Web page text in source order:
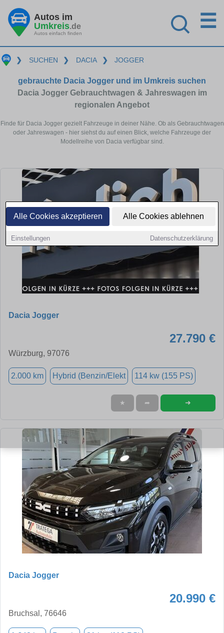
Alle Cookies akzeptieren Alle Cookies ablehnen
Einstellungen Datenschutzerklärung
Autos im
Umkreis.de
Autos einfach finden
☰
❯ SUCHEN ❯ DACIA ❯ JOGGER
gebrauchte Dacia Jogger und im Umkreis suchen
Dacia Jogger Gebrauchtwagen & Jahreswagen im
regionalen Angebot
Finde für Dacia Jogger gezielt Fahrzeuge in deiner Nähe. Ob als Gebrauchtwagen
oder Jahreswagen - hier siehst du auf einen Blick, welche Fahrzeuge der
Modellreihe von Dacia verfügbar sind.
Dacia Jogger
27.790 €
Würzburg, 97076
2.000 km Hybrid (Benzin/Elekt 114 kw (155 PS)
★ ➦ ➜
Dacia Jogger
20.990 €
Bruchsal, 76646